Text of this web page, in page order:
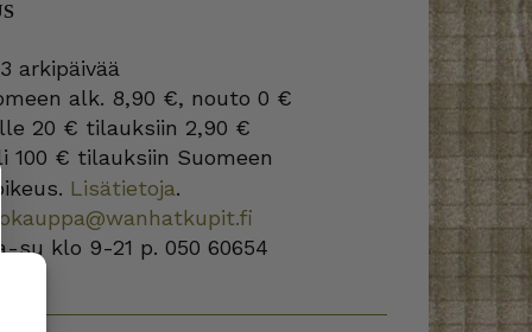
arkipäivää
alk. 8,90 €, nouto 0 €
20 € tilauksiin 2,90 €
100 € tilauksiin Suomeen
Lisätietoja.
su klo 9-21 p. 050 60654